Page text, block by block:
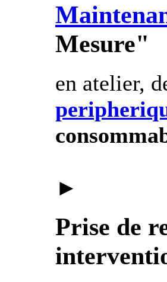
Mesure"
en atelier,
►
Prise de